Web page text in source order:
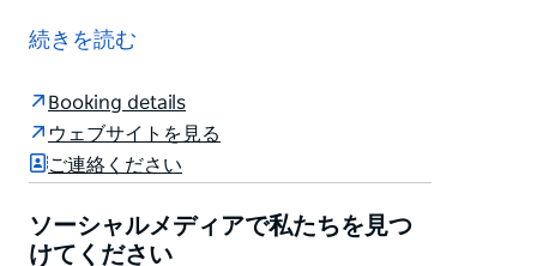
快適で便利。各フロアに複数の共用バスルームがあり、
セルフチェックインもスムーズです。
スタイリッシュで居心地の良い宿泊施設は、市内の主要
観光スポットや象徴的な体験スポットへのアクセスも抜
群。セントラル駅とダーリングハーバーから徒歩圏内と
いう、シティステイに最適なロケーションです。
続きを読む
Booking details
ウェブサイトを見る
ご連絡ください
ソーシャルメディアで私たちを見つ
けてください